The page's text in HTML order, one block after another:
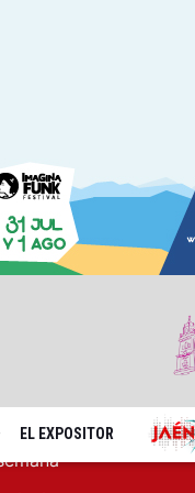
EL EXPOSITOR